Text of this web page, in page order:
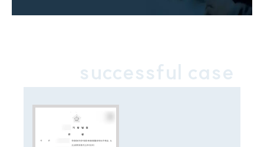
음주운전·교통사고전문변호사추천
언론보도
법률 블로그
뉴스레터/브로슈어
successful case